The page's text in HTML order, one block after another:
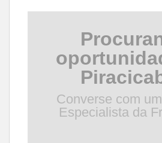
Converse com
Especialista da